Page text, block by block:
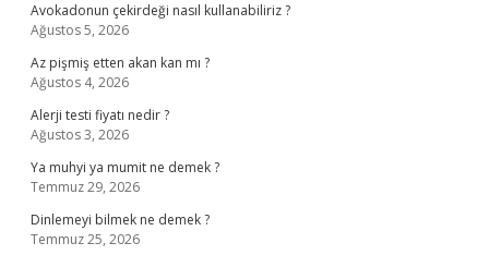
Avokadonun çekirdeği nasıl kullanabiliriz ?
Ağustos 5, 2026
Az pişmiş etten akan kan mı ?
Ağustos 4, 2026
Alerji testi fiyatı nedir ?
Ağustos 3, 2026
Ya muhyi ya mumit ne demek ?
Temmuz 29, 2026
Dinlemeyi bilmek ne demek ?
Temmuz 25, 2026